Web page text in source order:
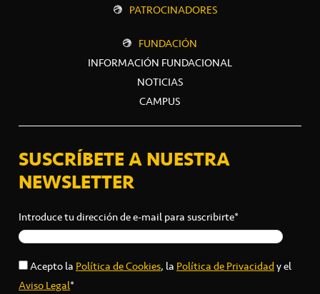
PATROCINADORES
FUNDACIÓN
INFORMACIÓN FUNDACIONAL
NOTICIAS
CAMPUS
SUSCRÍBETE A NUESTRA
NEWSLETTER
Introduce tu dirección de e-mail para suscribirte*
Acepto laPolítica de Cookies, laPolítica de Privacidady el
Aviso Legal*